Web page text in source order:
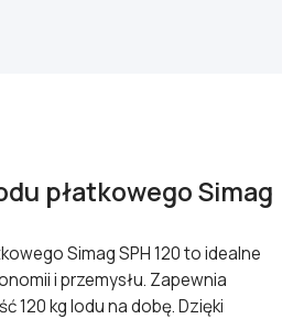
płatkowego Simag
Simag SPH 120 to idealne
i przemysłu. Zapewnia
120 kg lodu na dobę. Dzięki